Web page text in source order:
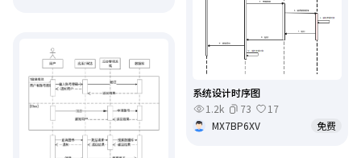
系统设计时序图
1.2k
73
17
MX7BP6XV
免费